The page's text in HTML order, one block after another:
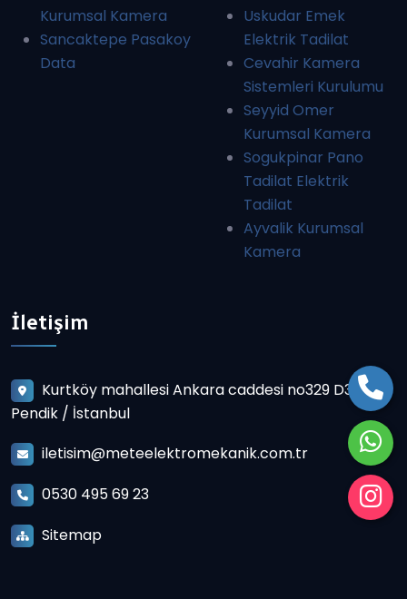
Kurumsal Kamera
Sancaktepe Pasakoy
Data
Uskudar Emek
Elektrik Tadilat
Cevahir Kamera
Sistemleri Kurulumu
Seyyid Omer
Kurumsal Kamera
Sogukpinar Pano
Tadilat Elektrik
Tadilat
Ayvalik Kurumsal
Kamera
İletişim
Kurtköy mahallesi Ankara caddesi no329 D3
Pendik / İstanbul
iletisim@meteelektromekanik.com.tr
0530 495 69 23
Sitemap